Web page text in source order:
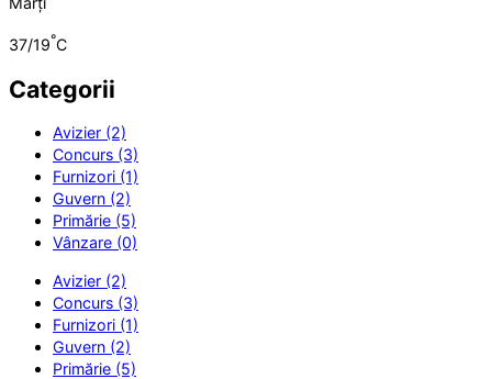
37/19°C
Categorii
Avizier (2)
Concurs (3)
Furnizori (1)
Guvern (2)
Primărie (5)
Vânzare (0)
Avizier (2)
Concurs (3)
Furnizori (1)
Guvern (2)
Primărie (5)